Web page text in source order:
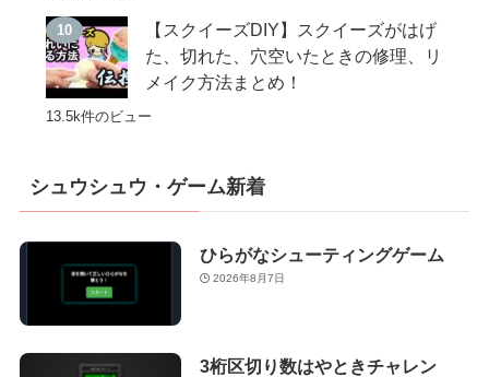
【スクイーズDIY】スクイーズがはげ
た、切れた、穴空いたときの修理、リ
メイク方法まとめ！
13.5k件のビュー
シュウシュウ・ゲーム新着
ひらがなシューティングゲーム
2026年8月7日
3桁区切り数はやときチャレン